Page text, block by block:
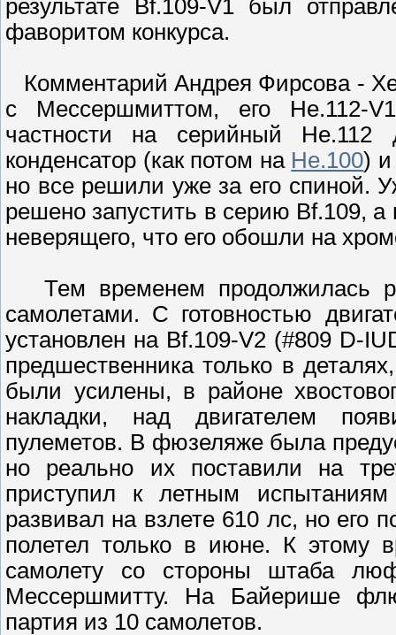
результате Bf.109-V1 был
фаворитом конкурса.
Комментарий Андрея Фирсова -
с Мессершмиттом, его Hе.112-
частности на серийный Hе.112
конденсатор (как потом на He.100) и
но все решили уже за его спиной.
решено запустить в серию Bf.109,
неверящего, что его обошли на
Тем временем продолжилась
самолетами. С готовностью
установлен на Bf.109-V2 (#809 D-
предшественника только в
были усилены, в районе
накладки, над двигателем
пулеметов. В фюзеляже была
но реально их поставили на
приступил к летным
развивал на взлете 610 лс, но его
полетел только в июне. К этому
самолету со стороны штаба
Мессершмитту. Hа Байерише
партия из 10 самолетов.